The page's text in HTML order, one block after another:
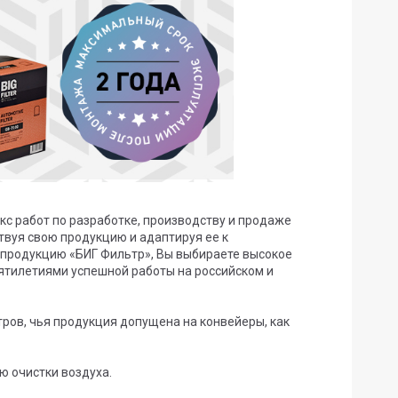
работ по разработке, производству и продаже
свою продукцию и адаптируя ее к
«БИГ Фильтр», Вы выбираете высокое
успешной работы на российском и
чья продукция допущена на конвейеры, как
очистки воздуха.